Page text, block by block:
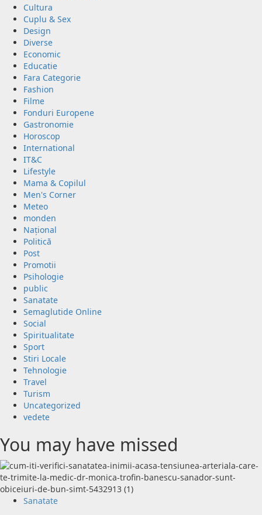
Cultura
Cuplu & Sex
Design
Diverse
Economic
Educatie
Fara Categorie
Fashion
Filme
Fonduri Europene
Gastronomie
Horoscop
International
IT&C
Lifestyle
Mama & Copilul
Men's Corner
Meteo
monden
Național
Politică
Post
Promotii
Psihologie
public
Sanatate
Semaglutide Online
Social
Spiritualitate
Sport
Stiri Locale
Tehnologie
Travel
Turism
Uncategorized
vedete
You may have missed
Sanatate